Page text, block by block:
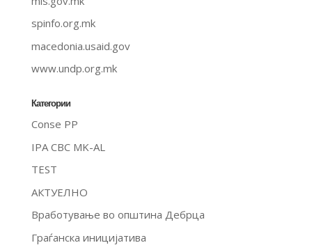
spinfo.org.mk
macedonia.usaid.gov
www.undp.org.mk
Категории
Conse PP
IPA CBC MK-AL
TEST
АКТУЕЛНО
Вработување во општина Дебрца
Граѓанска иницијатива